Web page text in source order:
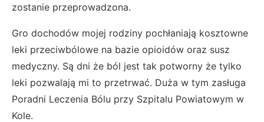
zostanie przeprowadzona.
Gro dochodów mojej rodziny pochłaniają kosztowne
leki przeciwbólowe na bazie opioidów oraz susz
medyczny. Są dni że ból jest tak potworny że tylko
leki pozwalają mi to przetrwać. Duża w tym zasługa
Poradni Leczenia Bólu przy Szpitalu Powiatowym w
Kole.